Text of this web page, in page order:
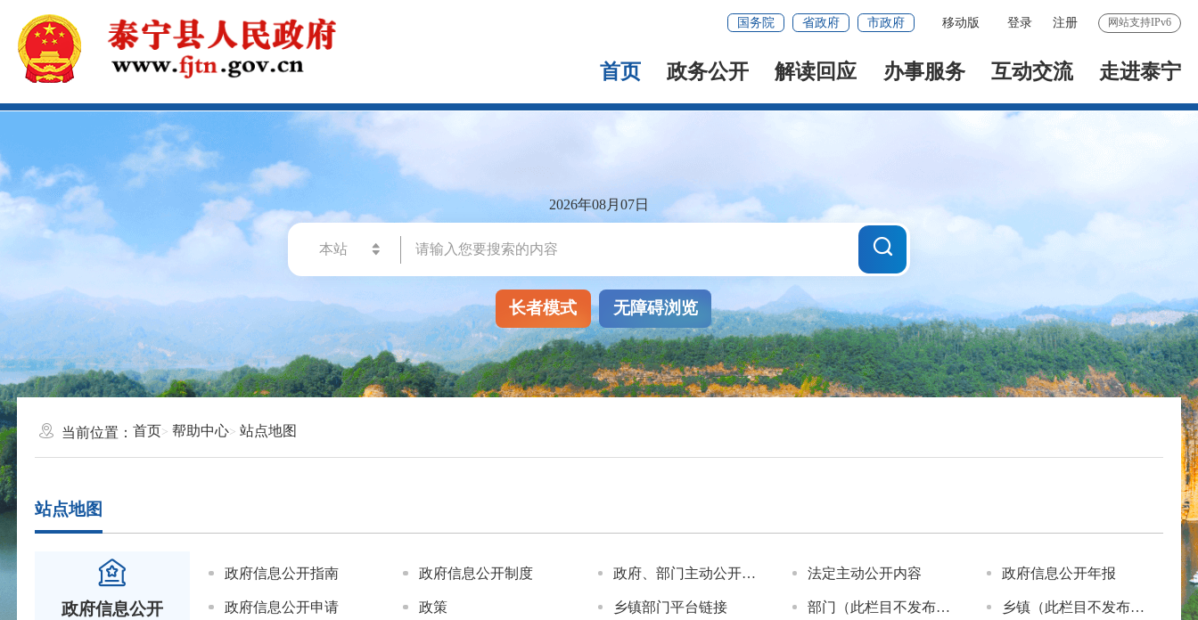
国务院 省政府 市政府 移动版 登录 注册 网站支持IPv6
首页 政务公开 解读回应 办事服务 互动交流 走进泰宁
2026年08月07日
长者模式 无障碍浏览
当前位置：首页 帮助中心 站点地图
站点地图
政府信息公开
政府信息公开指南 政府信息公开制度 政府、部门主动公开文件 法定主动公开内容 政府信息公开年报
政府信息公开申请 政策 乡镇部门平台链接 部门（此栏目不发布信息） 乡镇（此栏目不发布信息）